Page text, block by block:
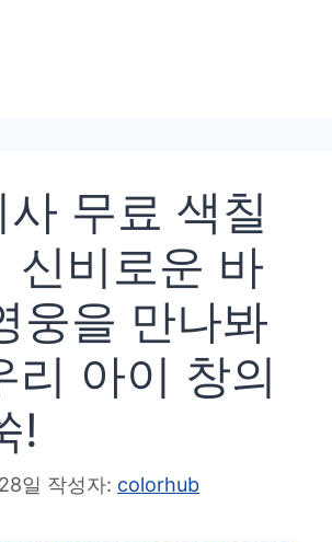
무료 색칠
신비로운 바
웅을 만나봐
리 아이 창의
!
일 작성자: colorhub